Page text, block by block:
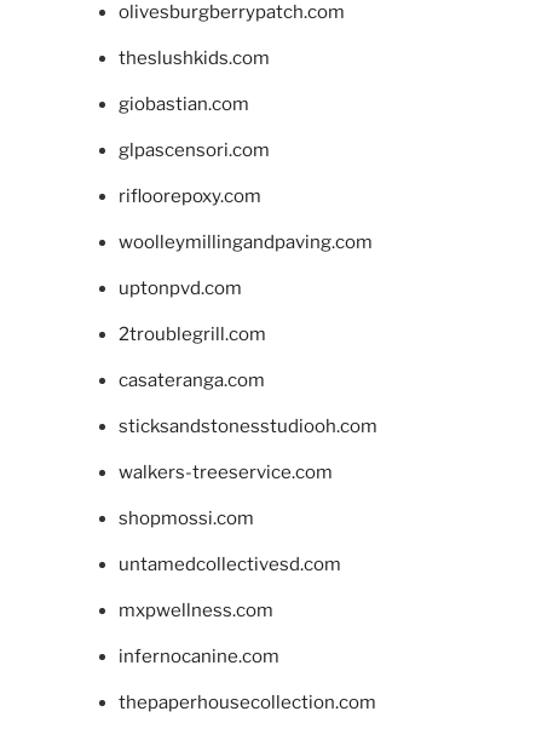
olivesburgberrypatch.com
theslushkids.com
giobastian.com
glpascensori.com
rifloorepoxy.com
woolleymillingandpaving.com
uptonpvd.com
2troublegrill.com
casateranga.com
sticksandstonesstudiooh.com
walkers-treeservice.com
shopmossi.com
untamedcollectivesd.com
mxpwellness.com
infernocanine.com
thepaperhousecollection.com